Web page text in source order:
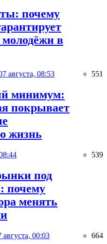
почему
молодёжи в
августа, 08:53 551
минимум:
покрывает
жизнь
539
под
почему
менять
августа, 00:03 664